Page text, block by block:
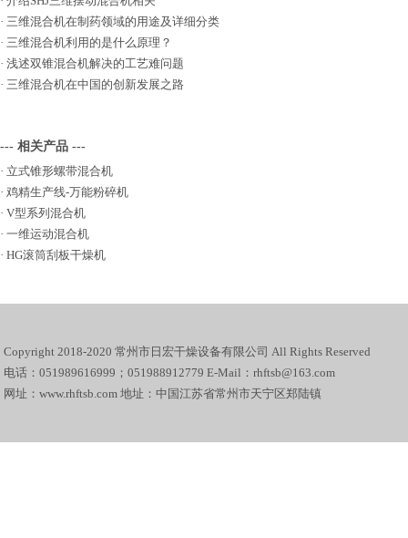
· 三维混合机在制药领域的用途及详细分类
· 三维混合机利用的是什么原理？
· 浅述双锥混合机解决的工艺难问题
· 三维混合机在中国的创新发展之路
--- 相关产品 ---
· 立式锥形螺带混合机
· 鸡精生产线-万能粉碎机
· V型系列混合机
· 一维运动混合机
· HG滚筒刮板干燥机
Copyright 2018-2020 常州市日宏干燥设备有限公司 All Rights Reserved
电话：051989616999；051988912779 E-Mail：rhftsb@163.com
网址：www.rhftsb.com 地址：中国江苏省常州市天宁区郑陆镇